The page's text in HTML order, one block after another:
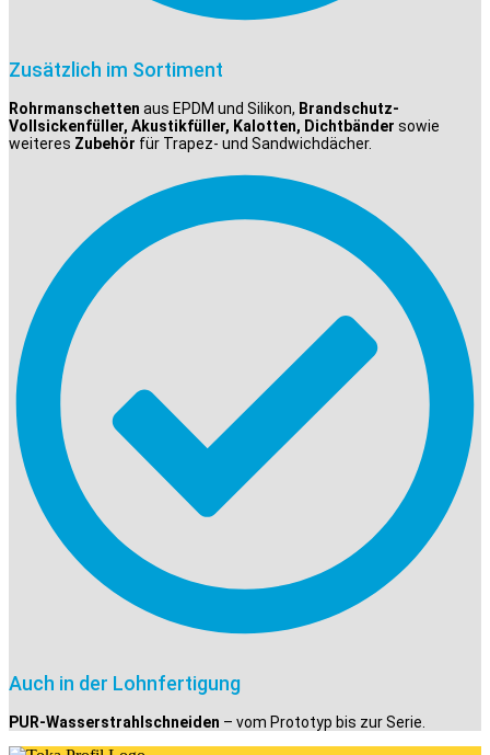
Zusätzlich im Sortiment
Rohrmanschetten aus EPDM und Silikon, Brandschutz-
Vollsickenfüller, Akustikfüller, Kalotten, Dichtbänder sowie
weiteres Zubehör für Trapez- und Sandwichdächer.
Auch in der Lohnfertigung
PUR-Wasserstrahlschneiden – vom Prototyp bis zur Serie.